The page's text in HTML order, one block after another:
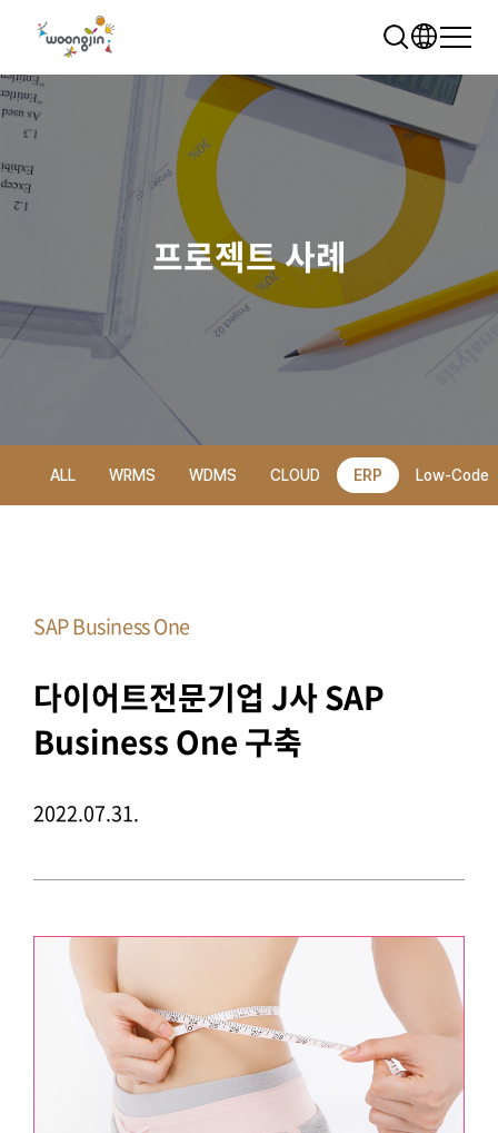
추천 검색어
WDMS
모빌리티 클라우드
프로젝트 사례
ALL WRMS WDMS CLOUD ERP Low-Code
SAP Business One
다이어트전문기업 J사 SAP
Business One 구축
2022.07.31.